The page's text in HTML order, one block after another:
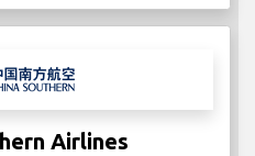
Airlines